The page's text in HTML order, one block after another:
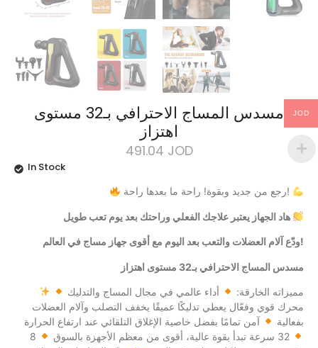
مسدس المساج الاحترافي بـ32 مستوى
اهتزاز
491.04 JOD
In Stock
رجع من جديد وبقوة! راحة ما بعدها راحة!
ودّع آلام العضلات والتعب بعد اليوم مع أقوى جهاز مساج في العالم!
مسدس المساج الاحترافي بـ32 مستوى اهتزاز
مميزاته الخارقة:
أداء عالمي في مجال المساج والتدليك
محرك قوي وفعّال يعطي تدليكًا عميقًا يخفف التصلب وآلام العضلات
بفعالية
آمن تمامًا بفضل خاصية الإغلاق التلقائي عند ارتفاع الحرارة
8
JOD